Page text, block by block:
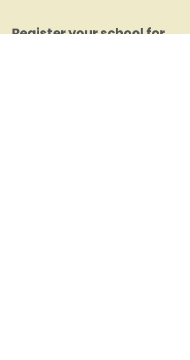
Register your school for